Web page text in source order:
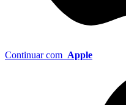
Continuar com Apple